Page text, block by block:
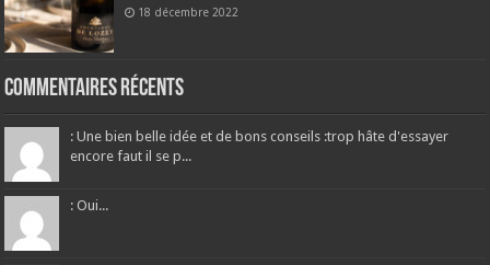
18 décembre 2022
Commentaires récents
: Une bien belle idée et de bons conseils :trop hâte d'essayer
encore faut il se p...
: Oui...